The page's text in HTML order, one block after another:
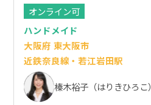
オンライン可
ハンドメイド
大阪府 東大阪市
近鉄奈良線・若江岩田駅
榛木裕子（はりきひろこ）